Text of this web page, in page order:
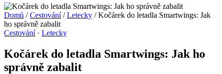
Domů / Cestování / Letecky / Kočárek do letadla Smartwings: Jak
ho správně zabalit
Cestování· Letecky
Kočárek do letadla Smartwings: Jak ho
správně zabalit